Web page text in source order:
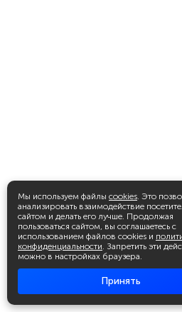
Мы используем файлы cookies. Это
анализировать взаимодействие
сайтом и делать его лучше. Продолжая
пользоваться сайтом, вы соглашаетесь с
использованием файлов cookies и
конфиденциальности. Запретить эти
можно в настройках браузера.
Принять